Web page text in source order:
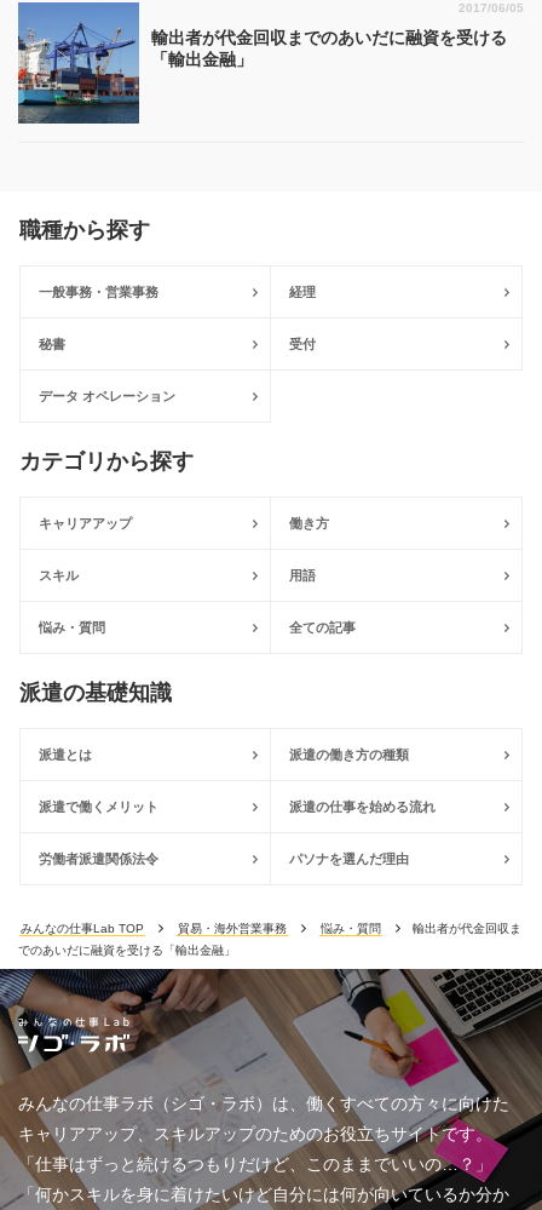
輸出者が代金回収までのあいだに融資を受ける
「輸出金融」
2017/06/05
職種から探す
一般事務・営業事務 経理
秘書 受付
データ オペレーション
カテゴリから探す
キャリアアップ 働き方
スキル 用語
悩み・質問 全ての記事
派遣の基礎知識
派遣とは 派遣の働き方の種類
派遣で働くメリット 派遣の仕事を始める流れ
労働者派遣関係法令 パソナを選んだ理由
みんなの仕事Lab TOP 貿易・海外営業事務 悩み・質問
輸出者が代金回収ま
でのあいだに融資を受ける「輸出金融」
みんなの仕事ラボ（シゴ・ラボ）は、働くすべての方々に向けた
キャリアアップ、スキルアップのためのお役立ちサイトです。
「仕事はずっと続けるつもりだけど、このままでいいの…？」
「何かスキルを身に着けたいけど自分には何が向いているか分か